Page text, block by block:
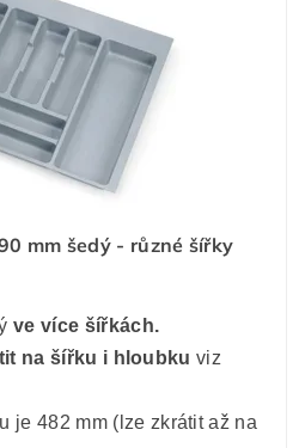
mm šedý - různé šířky
ve více šířkách.
na šířku i hloubkuviz
je 482 mm (lze zkrátit až na